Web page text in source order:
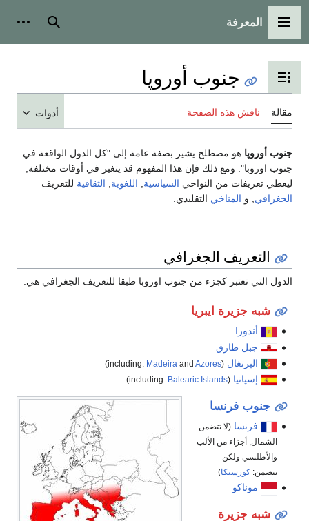
القائمة الرئيسية
المعرفة بحث
تبديل عرض جدول المحتويات
جنوب أوروپا
مقالة ناقش هذه الصفحة أدوات
جنوب أوروپا هو مصطلح يشير بصفة عامة إلى "كل الدول الواقعة في
جنوب اوروبا". ومع ذلك فإن هذا المفهوم قد يتغير في أوقات مختلفة,
ليعطي تعريفات من النواحي السياسية اللغوية الثقافية للتعريف
الجغرافي , و المناخي التقليدي.
التعريف الجغرافي
الدول التي تعتبر كجزء من جنوب اوروبا طبقا للتعريف الجغرافي هي:
شبه جزيرة ايبريا
أندورا
جبل طارق
الپرتغال (including:
Madeira and Azores
)
إسپانيا (including:
Balearic Islands
)
جنوب فرنسا
فرنسا (لا تتضمن
الشمال, أجزاء من الألب
والأطلسي ولكن
تتضمن:كورسيكا)
موناكو
شبه جزيرة